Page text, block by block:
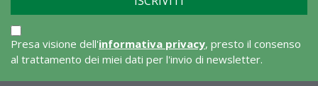
Presa visione dell'informativa privacy, presto il consenso
al trattamento dei miei dati per l'invio di newsletter.